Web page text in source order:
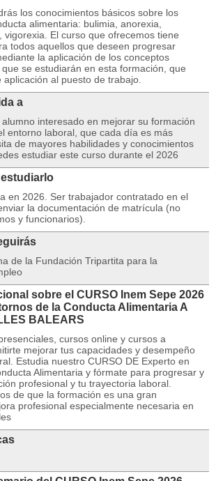
los conocimientos básicos sobre los
alimentaria: bulimia, anorexia,
vigorexia. El curso que ofrecemos tiene
todos aquellos que deseen progresar
la aplicación de los conceptos
se estudiarán en esta formación, que
al puesto de trabajo.
a
interesado en mejorar su formación
entorno laboral, que cada día es más
de mayores habilidades y conocimientos
estudiar este curso durante el 2026
en 2026. Ser trabajador contratado en el
la documentación de matrícula (no
y funcionarios).
de la Fundación Tripartita para la
sobre el CURSO Inem Sepe 2026
de la Conducta Alimentaria A
BALEARS
cursos online y cursos a
mejorar tus capacidades y desempeño
Estudia nuestro CURSO DE Experto en
Alimentaria y fórmate para progresar y
profesional y tu trayectoria laboral.
de que la formación es una gran
profesional especialmente necesaria en